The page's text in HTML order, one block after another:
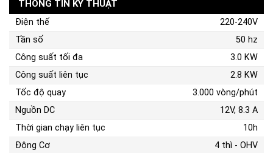
THÔNG TIN KỸ THUẬT
Điện thế
220-240V
Tần số
50 hz
Công suất tối đa
3.0 KW
Công suất liên tục
2.8 KW
Tốc độ quay
3.000 vòng/phút
Nguồn DC
12V, 8.3 A
Thời gian chạy liên tục
10h
Động Cơ
4 thì - OHV